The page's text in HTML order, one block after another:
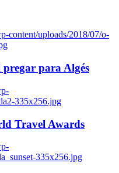
content/uploads/2018/07/o-
para Algés
335x256.jpg
Travel Awards
335x256.jpg